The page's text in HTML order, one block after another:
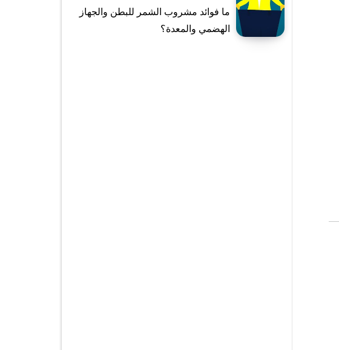
ما فوائد مشروب الشمر للبطن والجهاز
الهضمي والمعدة؟